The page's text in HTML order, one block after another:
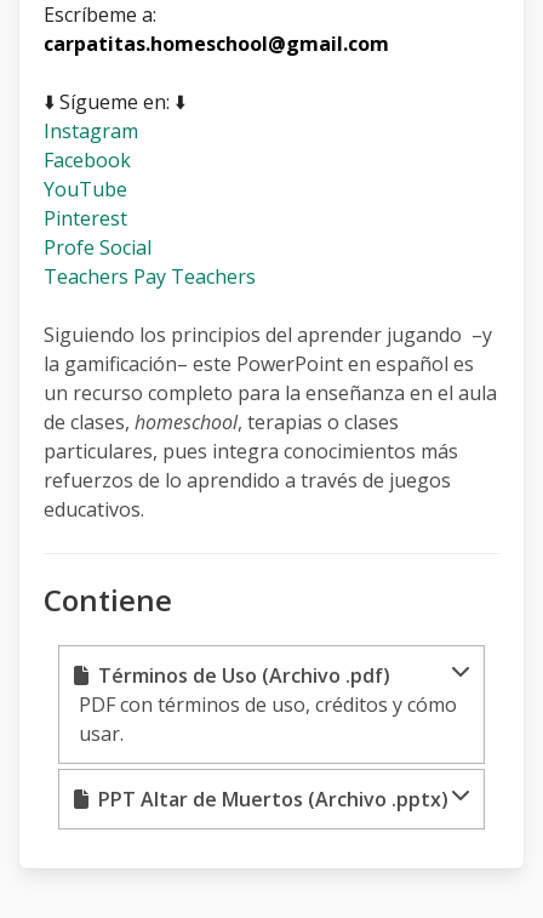
Escríbeme a:
carpatitas.homeschool@gmail.com
⬇️ Sígueme en: ⬇️
Instagram
Facebook
YouTube
Pinterest
Profe Social
Teachers Pay Teachers
Siguiendo los principios del aprender jugando –y
la gamificación– este PowerPoint en español es
un recurso completo para la enseñanza en el aula
de clases, homeschool, terapias o clases
particulares, pues integra conocimientos más
refuerzos de lo aprendido a través de juegos
educativos.
Contiene
Términos de Uso (Archivo .pdf)
PDF con términos de uso, créditos y cómo
usar.
PPT Altar de Muertos (Archivo .pptx)